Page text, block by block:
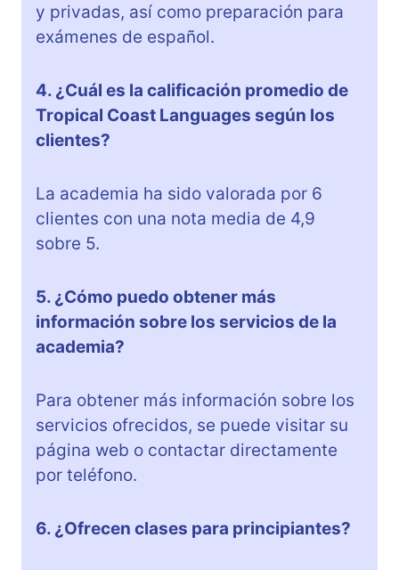
y privadas, así como preparación para
exámenes de español.
4. ¿Cuál es la calificación promedio de
Tropical Coast Languages según los
clientes?
La academia ha sido valorada por 6
clientes con una nota media de 4,9
sobre 5.
5. ¿Cómo puedo obtener más
información sobre los servicios de la
academia?
Para obtener más información sobre los
servicios ofrecidos, se puede visitar su
página web o contactar directamente
por teléfono.
6. ¿Ofrecen clases para principiantes?